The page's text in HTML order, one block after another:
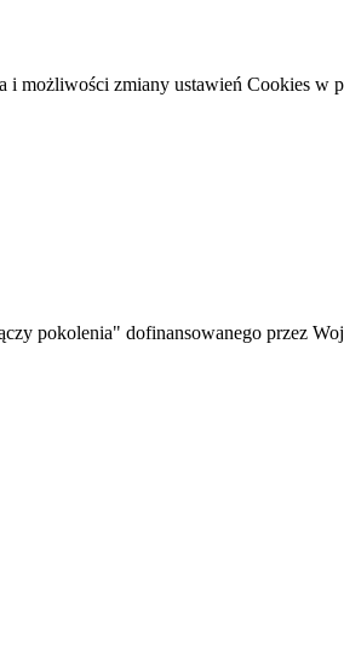
możliwości zmiany ustawień Cookies w
pokolenia" dofinansowanego przez